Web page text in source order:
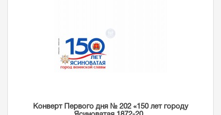
Конверт Первого дня № 202 «150 лет городу